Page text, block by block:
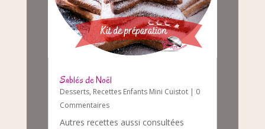
Sablés de Noël
Desserts, Recettes Enfants Mini Cuistot| 0
Commentaires
Autres recettes aussi consultées